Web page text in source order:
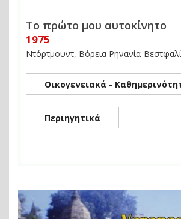
Το πρώτο μου αυτοκίνητο
1975
Ντόρτμουντ, Βόρεια Ρηνανία-
Οικογενειακά -
Περιηγητικά